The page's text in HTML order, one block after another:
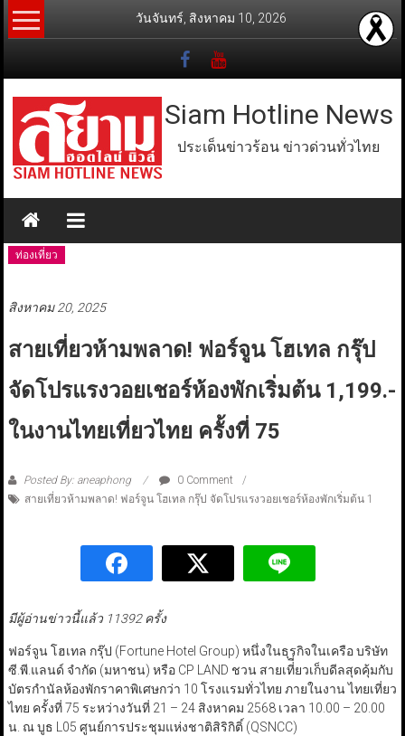
Skip
to
วันจันทร์, สิงหาคม 10, 2026
Siam Hotline News
ประเด็นข่าวร้อน ข่าวด่วนทั่วไทย
ท่องเที่ยว
สิงหาคม 20, 2025
สายเที่ยวห้ามพลาด! ฟอร์จูน โฮเทล กรุ๊ป
จัดโปรแรงวอยเชอร์ห้องพักเริ่มต้น 1,199.-
ในงานไทยเที่ยวไทย ครั้งที่ 75
Posted By: aneaphong
0 Comment
สายเที่ยวห้ามพลาด! ฟอร์จูน โฮเทล กรุ๊ป จัดโปรแรงวอยเชอร์ห้องพักเริ่มต้น 1
มีผู้อ่านข่าวนี้แล้ว 11392 ครั้ง
ฟอร์จูน โฮเทล กรุ๊ป (Fortune Hotel Group) หนึ่งในธุรกิจในเครือ บริษัท
ซี.พี.แลนด์ จำกัด (มหาชน) หรือ CP LAND ชวน สายเที่ี่ยวเก็บดีลสุดคุ้มกับ
บัตรกำนัลห้องพักราคาพิเศษกว่า 10 โรงแรมทั่วไทย ภายในงาน ไทยเที่ยว
ไทย ครั้งที่ 75 ระหว่างวันที่ 21 – 24 สิงหาคม 2568 เวลา 10.00 – 20.00
น. ณ บูธ L05 ศูนย์การประชุมแห่งชาติสิริกิติ์ (QSNCC)